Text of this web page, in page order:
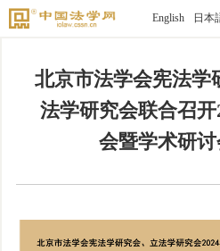
English 日本
北京市法学会宪法学
法学研究会联合召开
会暨学术研